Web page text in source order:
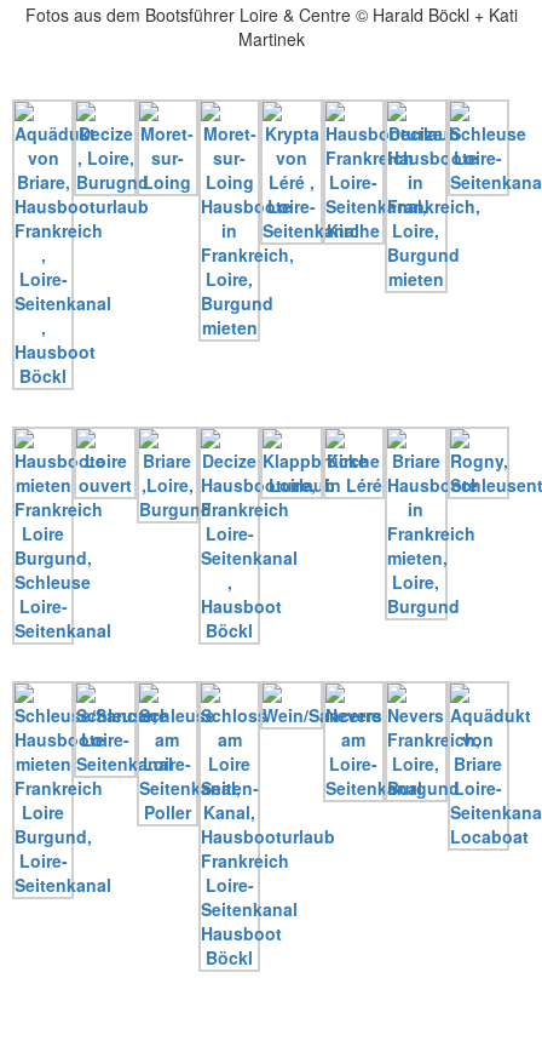
Fotos aus dem Bootsführer Loire & Centre © Harald Böckl + Kati
Martinek